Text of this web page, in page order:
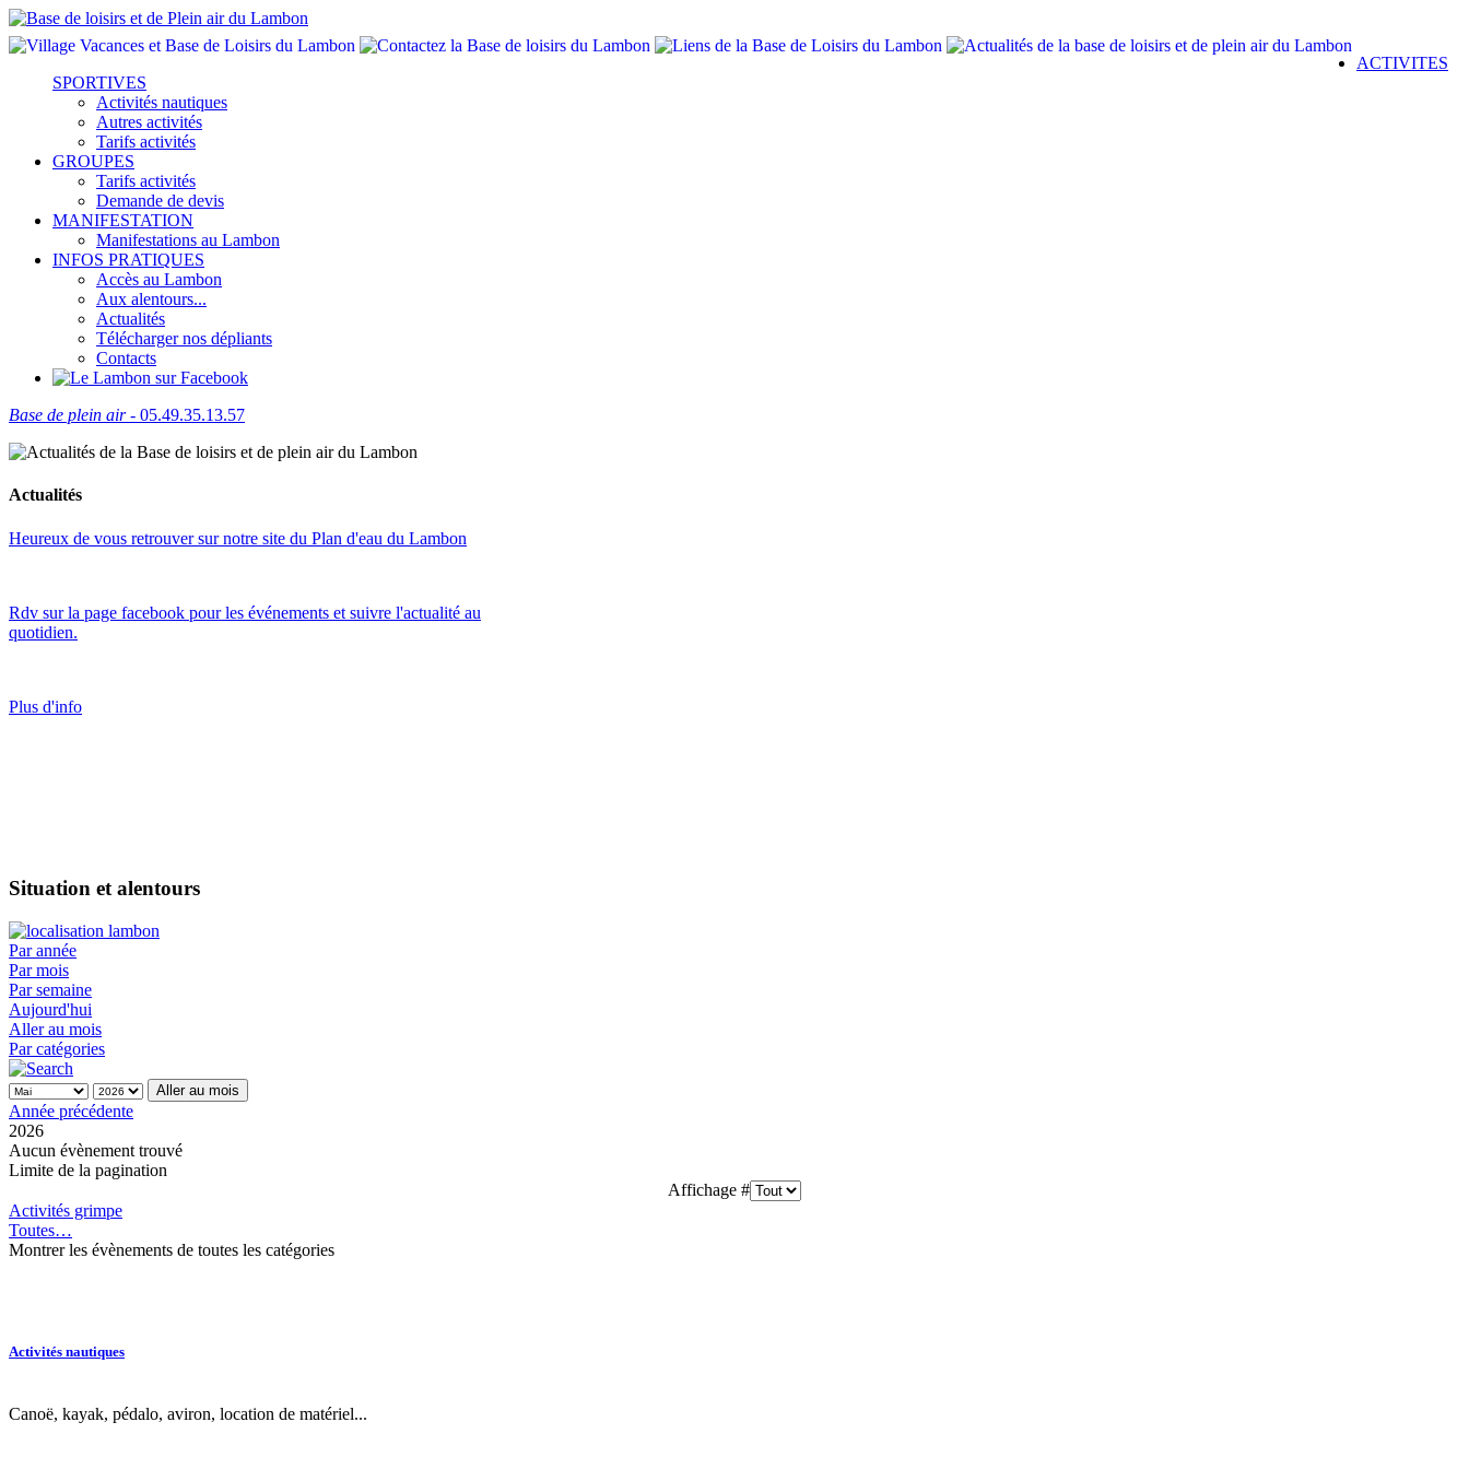
ACTIVITES
SPORTIVES
Activités nautiques
Autres activités
Tarifs activités
GROUPES
Tarifs activités
Demande de devis
MANIFESTATION
Manifestations au Lambon
INFOS PRATIQUES
Accès au Lambon
Aux alentours...
Actualités
Télécharger nos dépliants
Contacts
Base de plein air- 05.49.35.13.57
Actualités
Heureux de vous retrouver sur notre site du Plan d'eau du Lambon
Rdv sur la page facebook pour les événements et suivre l'actualité au
quotidien.
Plus d'info
Situation et alentours
Par année
Par mois
Par semaine
Aujourd'hui
Aller au mois
Par catégories
Aller au mois
Année précédente
2026
Aucun évènement trouvé
Limite de la pagination
Affichage #
Activités grimpe
Toutes…
Montrer les évènements de toutes les catégories
Activités nautiques
Canoë, kayak, pédalo, aviron, location de matériel...